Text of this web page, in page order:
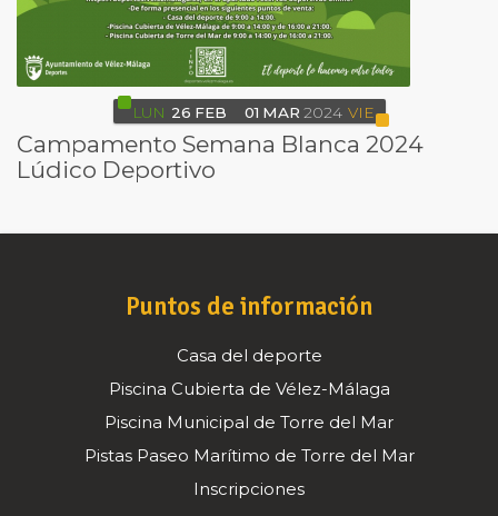
LUN 26 FEB 01 MAR 2024 VIE
Campamento Semana Blanca 2024
Lúdico Deportivo
Puntos de información
Casa del deporte
Piscina Cubierta de Vélez-Málaga
Piscina Municipal de Torre del Mar
Pistas Paseo Marítimo de Torre del Mar
Inscripciones